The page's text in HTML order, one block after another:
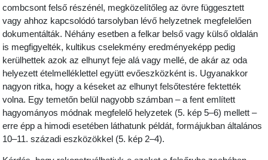
combcsont felső részénél, megközelítőleg az övre függesztett
vagy ahhoz kapcsolódó tarsolyban lévő helyzetnek megfelelően
dokumentálták. Néhány esetben a felkar belső vagy külső oldalán
is megfigyelték, kultikus cselekmény eredményeképp pedig
kerülhettek azok az elhunyt feje alá vagy mellé, de akár az oda
helyezett ételmelléklettel együtt evőeszközként is. Ugyanakkor
nagyon ritka, hogy a késeket az elhunyt felsőtestére fektették
volna. Egy temetőn belül nagyobb számban – a fent említett
hagyományos módnak megfelelő helyzetek (5. kép 5–6) mellett –
erre épp a himodi esetében láthatunk példát, formájukban általános
10–11. századi eszközökkel (5. kép 2–4).